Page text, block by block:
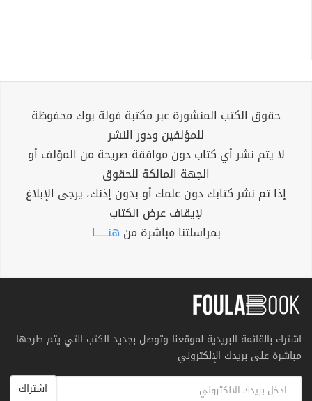
حقوق الكتب المنشورة عبر مكتبة فولة بوك محفوظة
للمؤلفين ودور النشر
لا يتم نشر أي كتاب دون موافقة صريحة من المؤلف أو
الجهة المالكة للحقوق
إذا تم نشر كتابك دون علمك أو بدون إذنك، يرجى الإبلاغ
لإيقاف عرض الكتاب
بمراسلتنا مباشرة من هنــــــا
اشترك بالقائمة البريدية لموقعنا وتوصل بجديد الكتب التي يتم طرحها
مباشرة على بريدك الإلكتروني
اشتراك